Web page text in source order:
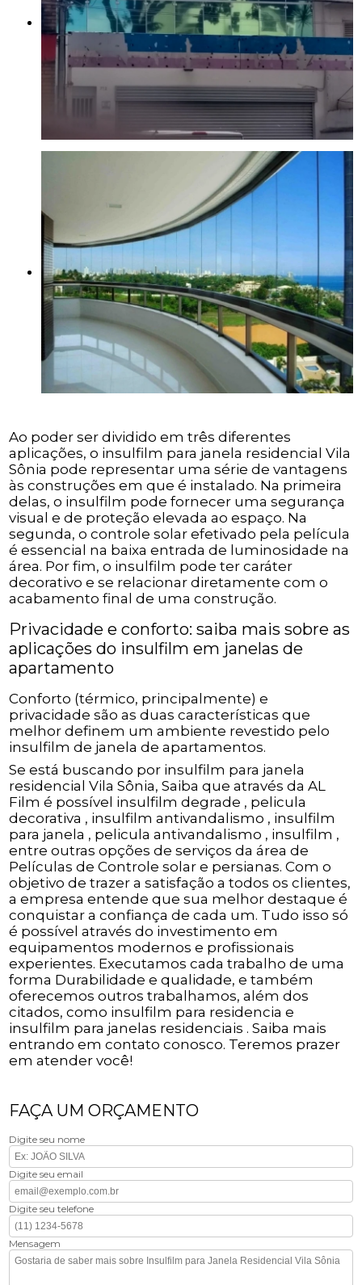
Ao poder ser dividido em três diferentes
aplicações, o insulfilm para janela residencial Vila
Sônia pode representar uma série de vantagens
às construções em que é instalado. Na primeira
delas, o insulfilm pode fornecer uma segurança
visual e de proteção elevada ao espaço. Na
segunda, o controle solar efetivado pela película
é essencial na baixa entrada de luminosidade na
área. Por fim, o insulfilm pode ter caráter
decorativo e se relacionar diretamente com o
acabamento final de uma construção.
Privacidade e conforto: saiba mais sobre as
aplicações do insulfilm em janelas de
apartamento
Conforto (térmico, principalmente) e
privacidade são as duas características que
melhor definem um ambiente revestido pelo
insulfilm de janela de apartamentos.
Se está buscando por insulfilm para janela
residencial Vila Sônia, Saiba que através da AL
Film é possível insulfilm degrade , pelicula
decorativa , insulfilm antivandalismo , insulfilm
para janela , pelicula antivandalismo , insulfilm ,
entre outras opções de serviços da área de
Películas de Controle solar e persianas. Com o
objetivo de trazer a satisfação a todos os clientes,
a empresa entende que sua melhor destaque é
conquistar a confiança de cada um. Tudo isso só
é possível através do investimento em
equipamentos modernos e profissionais
experientes. Executamos cada trabalho de uma
forma Durabilidade e qualidade, e também
oferecemos outros trabalhamos, além dos
citados, como insulfilm para residencia e
insulfilm para janelas residenciais . Saiba mais
entrando em contato conosco. Teremos prazer
em atender você!
FAÇA UM ORÇAMENTO
Digite seu nome
Digite seu email
Digite seu telefone
Mensagem